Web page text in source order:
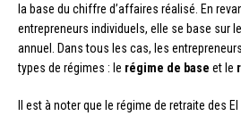
la base du chiffre d’affaires réalisé. En
entrepreneurs individuels, elle se base sur
annuel. Dans tous les cas, les
types de régimes : le régime de base et le
Il est à noter que le régime de retraite des